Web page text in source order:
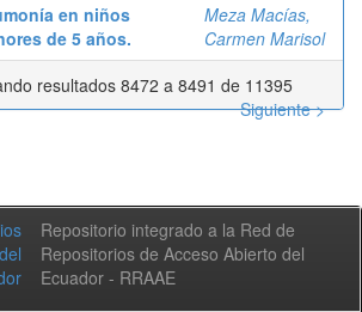
en niños
de 5 años.
Meza Macías,
Carmen Marisol
resultados 8472 a 8491 de 11395
Siguiente >
Repositorio integrado a la Red de
Repositorios de Acceso Abierto del
Ecuador - RRAAE